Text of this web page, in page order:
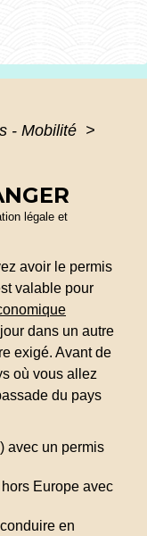
- Mobilité >
légale et
avoir le permis
valable pour
dans un autre
exigé. Avant de
où vous allez
du pays
avec un permis
Europe avec
en